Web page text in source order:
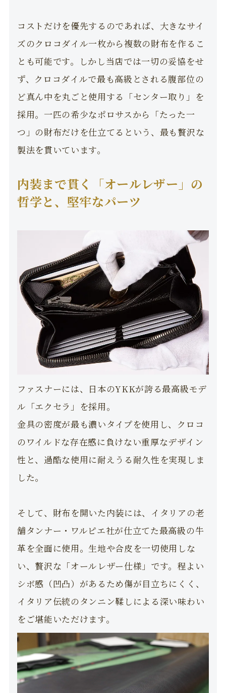
コストだけを優先するのであれば、大きなサイ
ズのクロコダイル一枚から複数の財布を作るこ
とも可能です。しかし当店では一切の妥協をせ
ず、クロコダイルで最も高級とされる腹部位の
ど真ん中を丸ごと使用する「センター取り」を
採用。一匹の希少なポロサスから「たった一
つ」の財布だけを仕立てるという、最も贅沢な
製法を貫いています。
内装まで貫く「オールレザー」の
哲学と、堅牢なパーツ
ファスナーには、日本のYKKが誇る最高級モデ
ル「エクセラ」を採用。
金具の密度が最も濃いタイプを使用し、クロコ
のワイルドな存在感に負けない重厚なデザイン
性と、過酷な使用に耐えうる耐久性を実現しま
した。
そして、財布を開いた内装には、イタリアの老
舗タンナー・ワルピエ社が仕立てた最高級の牛
革を全面に使用。生地や合皮を一切使用しな
い、贅沢な「オールレザー仕様」です。程よい
シボ感（凹凸）があるため傷が目立ちにくく、
イタリア伝統のタンニン鞣しによる深い味わい
をご堪能いただけます。